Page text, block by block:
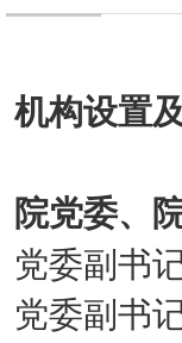
机构设置
院党委、
党委副书
党委副书